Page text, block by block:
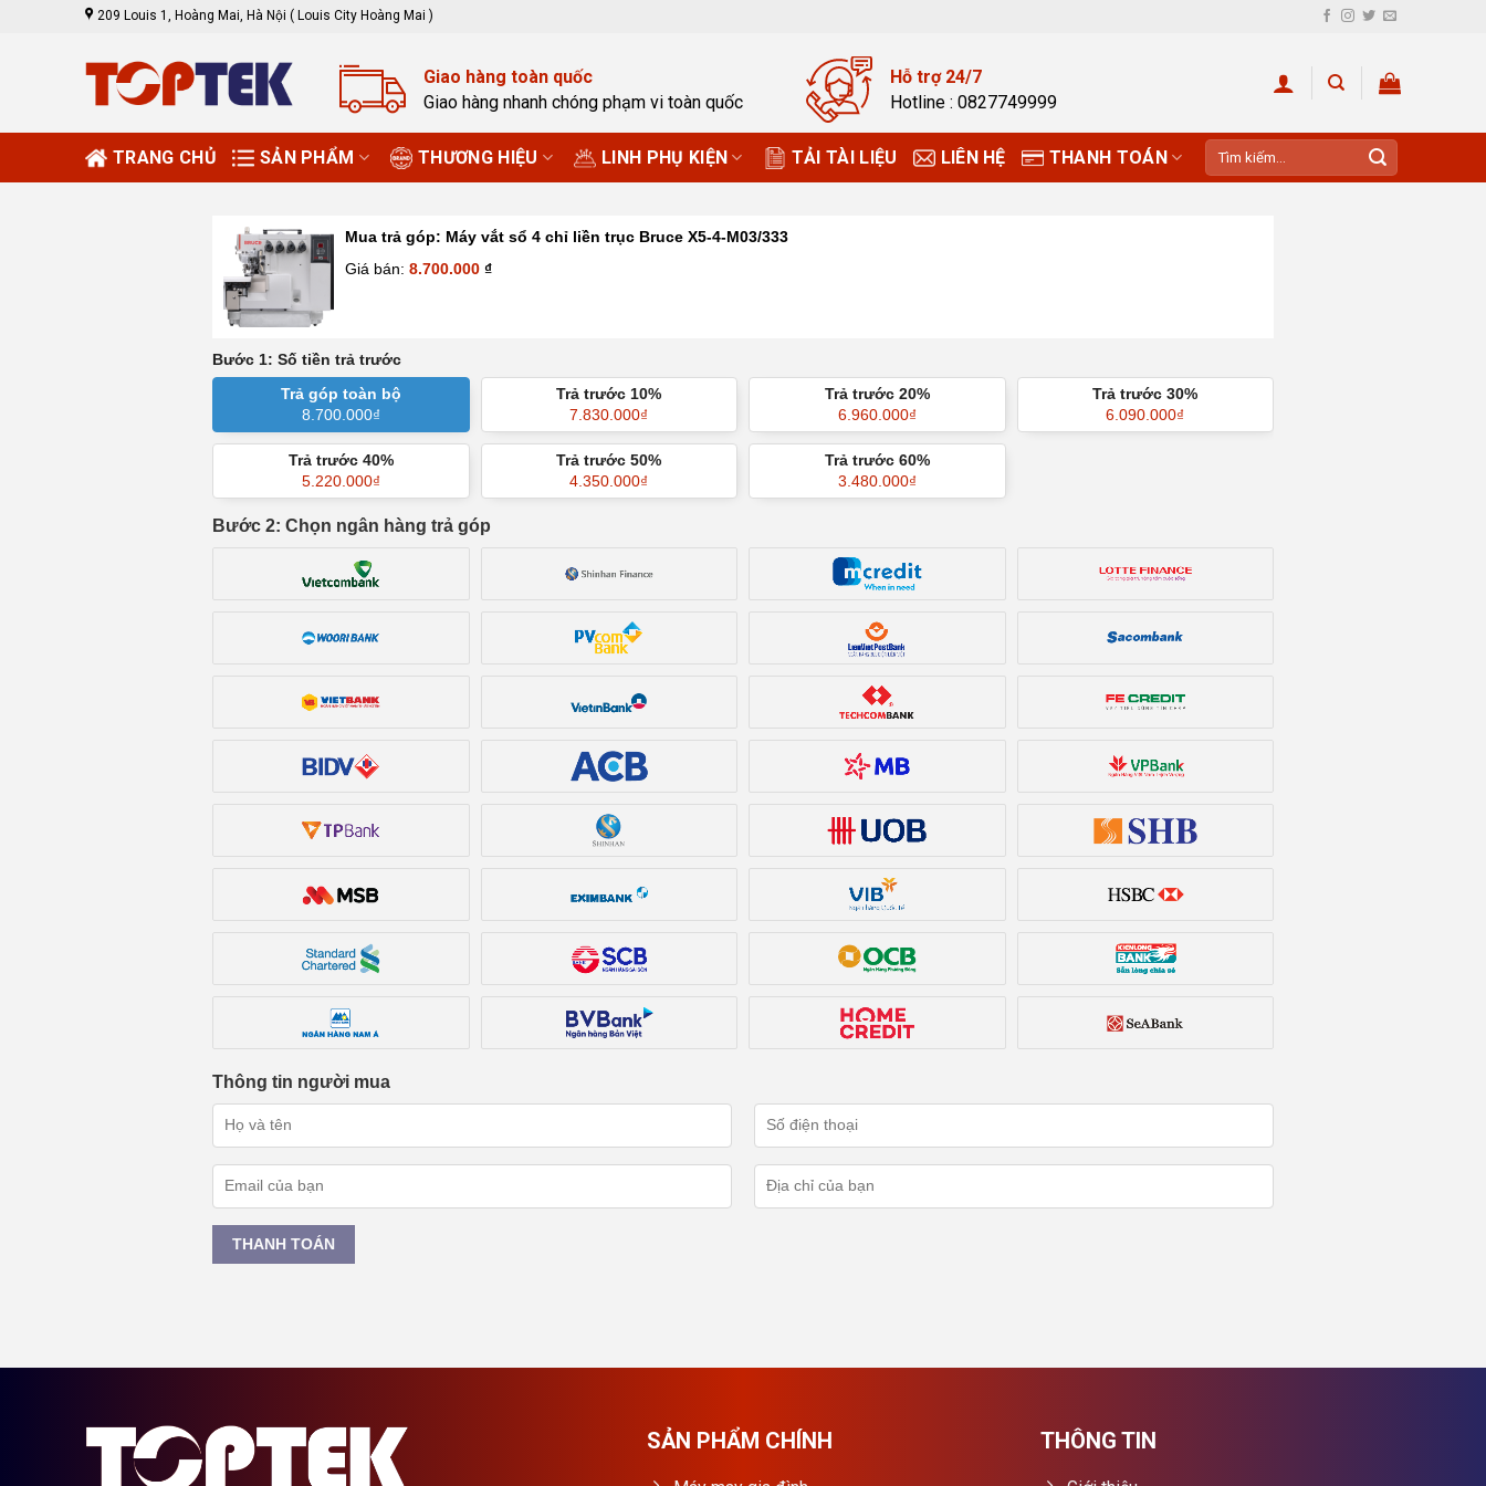
209 Louis 1, Hoàng Mai, Hà Nội ( Louis City Hoàng Mai )
Giao hàng toàn quốc
Giao hàng nhanh chóng phạm vi toàn quốc
Hỗ trợ 24/7
Hotline : 0827749999
TRANG CHỦ SẢN PHẨM THƯƠNG HIỆU LINH PHỤ KIỆN TẢI TÀI LIỆU LIÊN HỆ THANH TOÁN
Tìm
kiếm:
Mua trả góp: Máy vắt sổ 4 chỉ liền trục Bruce X5-4-M03/333
Giá bán: 8.700.000 ₫
Bước 1: Số tiền trả trước
Trả góp toàn bộ
8.700.000₫
Trả trước 10%
7.830.000₫
Trả trước 20%
6.960.000₫
Trả trước 30%
6.090.000₫
Trả trước 40%
5.220.000₫
Trả trước 50%
4.350.000₫
Trả trước 60%
3.480.000₫
Bước 2: Chọn ngân hàng trả góp
Thông tin người mua
THANH TOÁN
SẢN PHẨM CHÍNH THÔNG TIN